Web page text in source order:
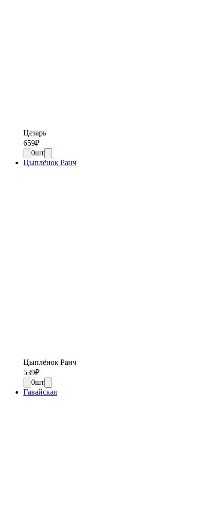
Цезарь
659₽
0шт
Цыплёнок Ранч
Цыплёнок Ранч
539₽
0шт
Гавайская